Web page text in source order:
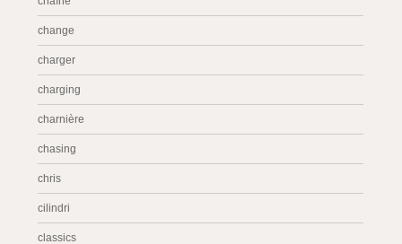
change
charger
charging
charnière
chasing
chris
cilindri
classics